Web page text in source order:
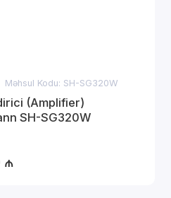
Məhsul Kodu: SH-SG320W
(Amplifier)
SH-SG320W
₼